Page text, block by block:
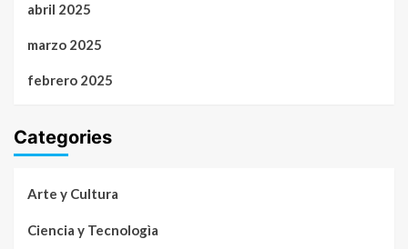
abril 2025
marzo 2025
febrero 2025
Categories
Arte y Cultura
Ciencia y Tecnologìa